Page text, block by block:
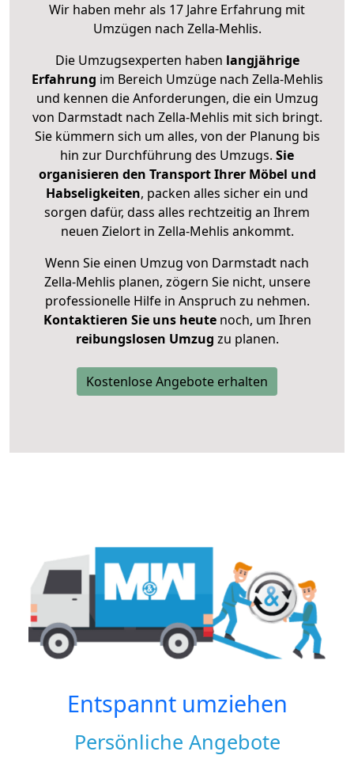
Wir haben mehr als 17 Jahre Erfahrung mit
Umzügen nach Zella-Mehlis.
Die Umzugsexperten haben langjährige
Erfahrung im Bereich Umzüge nach Zella-Mehlis
und kennen die Anforderungen, die ein Umzug
von Darmstadt nach Zella-Mehlis mit sich bringt.
Sie kümmern sich um alles, von der Planung bis
hin zur Durchführung des Umzugs. Sie
organisieren den Transport Ihrer Möbel und
Habseligkeiten, packen alles sicher ein und
sorgen dafür, dass alles rechtzeitig an Ihrem
neuen Zielort in Zella-Mehlis ankommt.
Wenn Sie einen Umzug von Darmstadt nach
Zella-Mehlis planen, zögern Sie nicht, unsere
professionelle Hilfe in Anspruch zu nehmen.
Kontaktieren Sie uns heutenoch, um Ihren
reibungslosen Umzug zu planen.
Kostenlose Angebote erhalten
Entspannt umziehen
Persönliche Angebote